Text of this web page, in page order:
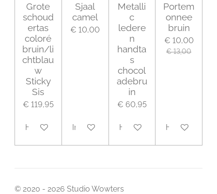
Grote
schoud
ertas
coloré
bruin/li
chtblau
w
Sticky
Sis
€ 119,95
Houd mij op de hoogte
Sjaal
camel
€ 10,00
In winkelwagen
Metalli
c
ledere
n
handta
s
chocol
adebru
in
€ 60,95
Houd mij op de hoogte
Portem
onnee
bruin
€ 10,00
€ 13,00
Houd mij op
© 2020 - 2026 Studio Wowters